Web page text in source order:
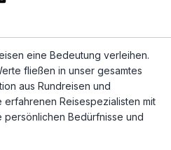
eine Bedeutung verleihen.
fließen in unser gesamtes
aus Rundreisen und
Reisespezialisten mit
Bedürfnisse und